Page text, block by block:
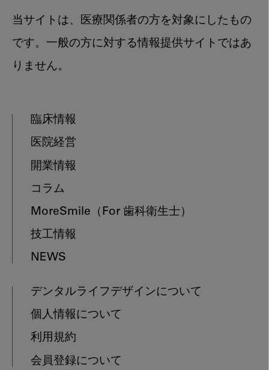
当サイトは、医療関係者の方を対象にしたもの
です。一般の方に対する情報提供サイトではあ
りません。
臨床情報
医院経営
開業情報
コラム
MoreSmile （For 歯科衛生士）
技工情報
NEWS
デンタルライフデザインについて
個人情報について
利用規約
会員登録について